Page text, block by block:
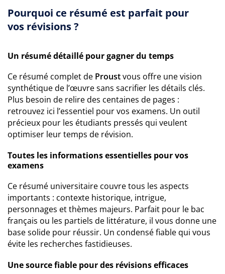
Pourquoi ce résumé est parfait pour
vos révisions ?
Un résumé détaillé pour gagner du temps
Ce résumé complet de Proustvous offre une vision
synthétique de l’œuvre sans sacrifier les détails clés.
Plus besoin de relire des centaines de pages :
retrouvez ici l’essentiel pour vos examens. Un outil
précieux pour les étudiants pressés qui veulent
optimiser leur temps de révision.
Toutes les informations essentielles pour vos
examens
Ce résumé universitaire couvre tous les aspects
importants : contexte historique, intrigue,
personnages et thèmes majeurs. Parfait pour le bac
français ou les partiels de littérature, il vous donne une
base solide pour réussir. Un condensé fiable qui vous
évite les recherches fastidieuses.
Une source fiable pour des révisions efficaces